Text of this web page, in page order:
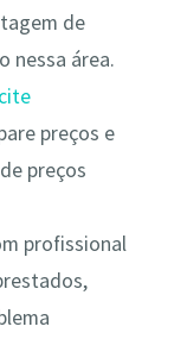
de
nessa área.
preços e
preços
profissional